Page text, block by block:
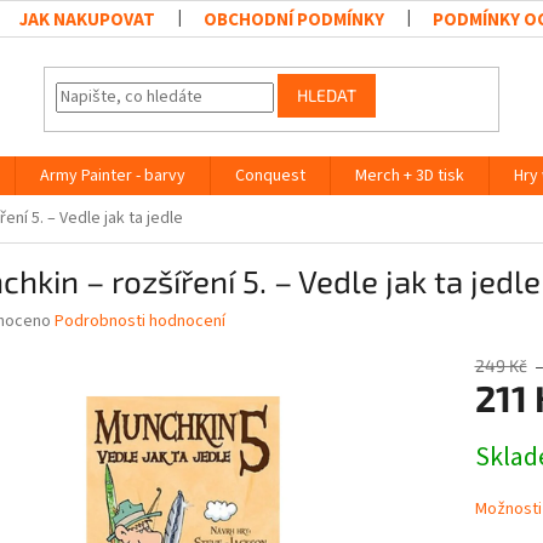
JAK NAKUPOVAT OBCHODNÍ PODMÍNKY PODMÍNKY
HLEDAT
Army Painter - barvy Conquest Merch + 3D tisk Hry
5. – Vedle jak ta jedle
– rozšíření 5. – Vedle jak ta jedle
Podrobnosti hodnocení
249 Kč
211
cena: